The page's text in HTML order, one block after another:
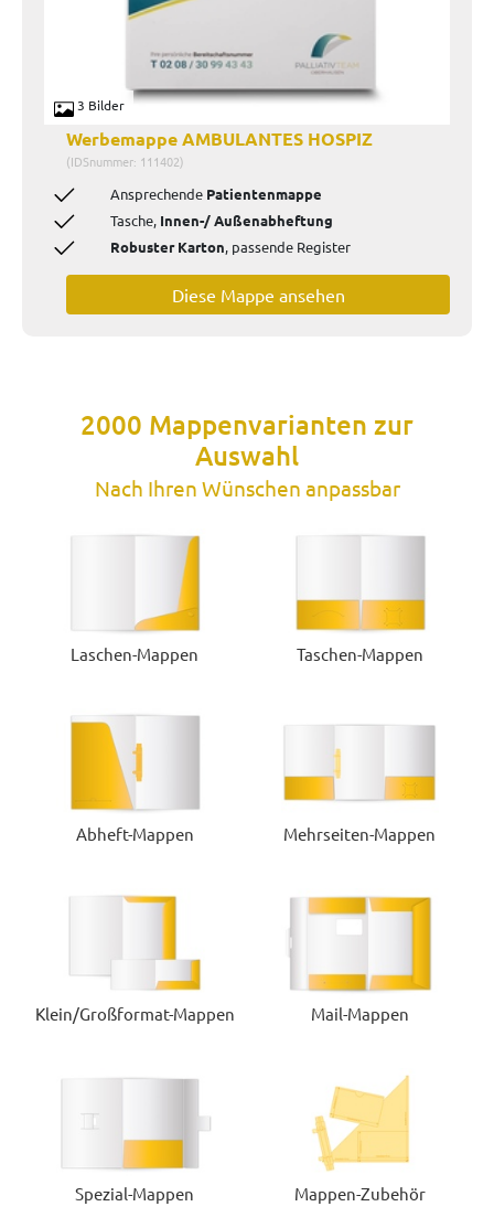
3 Bilder
Werbemappe AMBULANTES HOSPIZ
(IDSnummer: 111402)
Ansprechende Patientenmappe
Tasche, Innen-/ Außenabheftung
Robuster Karton, passende Register
Diese Mappe ansehen
2000 Mappenvarianten zur
Auswahl
Nach Ihren Wünschen anpassbar
Laschen-Mappen Taschen-Mappen
Abheft-Mappen Mehrseiten-Mappen
Klein/Großformat-Mappen Mail-Mappen
Spezial-Mappen Mappen-Zubehör